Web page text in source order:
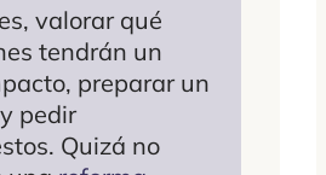
valorar qué
tendrán un
preparar un
pedir
Quizá no